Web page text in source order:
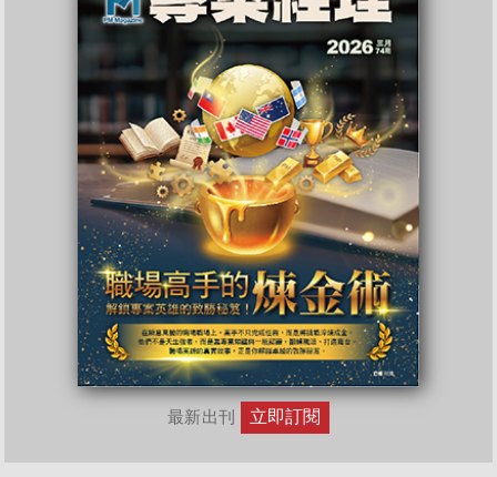
最新出刊 立即訂閱